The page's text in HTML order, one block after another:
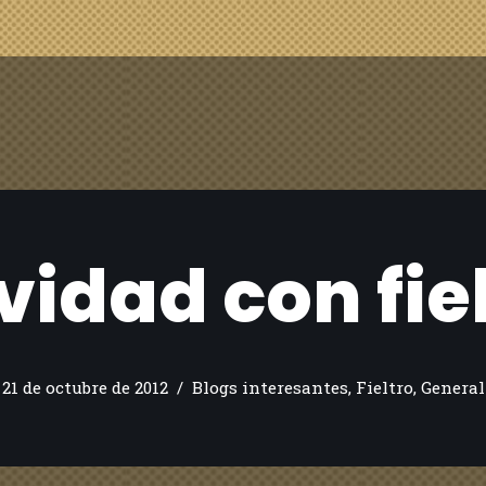
con
21 de octubre de 2012 Blogs interesantes, Fieltro, General